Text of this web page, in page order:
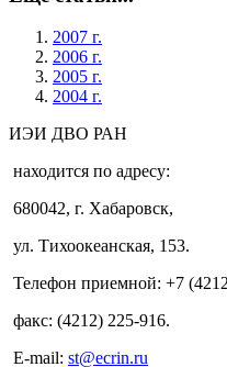
2007 г.
2006 г.
2005 г.
2004 г.
ИЭИ ДВО РАН
находится по адресу:
680042, г. Хабаровск,
ул. Тихоокеанская, 153.
Телефон приемной: +7
факс: (4212) 225-916.
E-mail: st@ecrin.ru